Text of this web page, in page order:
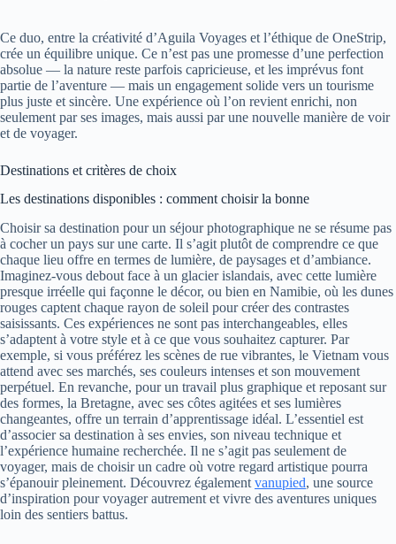
Ce duo, entre la créativité d’Aguila Voyages et l’éthique de OneStrip,
crée un équilibre unique. Ce n’est pas une promesse d’une perfection
absolue — la nature reste parfois capricieuse, et les imprévus font
partie de l’aventure — mais un engagement solide vers un tourisme
plus juste et sincère. Une expérience où l’on revient enrichi, non
seulement par ses images, mais aussi par une nouvelle manière de voir
et de voyager.
Destinations et critères de choix
Les destinations disponibles : comment choisir la bonne
Choisir sa destination pour un séjour photographique ne se résume pas
à cocher un pays sur une carte. Il s’agit plutôt de comprendre ce que
chaque lieu offre en termes de lumière, de paysages et d’ambiance.
Imaginez-vous debout face à un glacier islandais, avec cette lumière
presque irréelle qui façonne le décor, ou bien en Namibie, où les dunes
rouges captent chaque rayon de soleil pour créer des contrastes
saisissants. Ces expériences ne sont pas interchangeables, elles
s’adaptent à votre style et à ce que vous souhaitez capturer. Par
exemple, si vous préférez les scènes de rue vibrantes, le Vietnam vous
attend avec ses marchés, ses couleurs intenses et son mouvement
perpétuel. En revanche, pour un travail plus graphique et reposant sur
des formes, la Bretagne, avec ses côtes agitées et ses lumières
changeantes, offre un terrain d’apprentissage idéal. L’essentiel est
d’associer sa destination à ses envies, son niveau technique et
l’expérience humaine recherchée. Il ne s’agit pas seulement de
voyager, mais de choisir un cadre où votre regard artistique pourra
s’épanouir pleinement. Découvrez également vanupied, une source
d’inspiration pour voyager autrement et vivre des aventures uniques
loin des sentiers battus.